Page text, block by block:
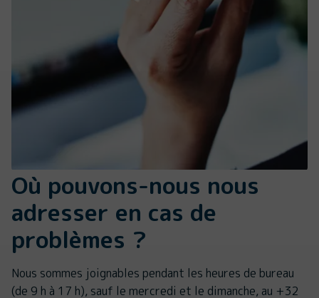
Où pouvons-nous nous
adresser en cas de
problèmes ?
Nous sommes joignables pendant les heures de bureau
(de 9 h à 17 h), sauf le mercredi et le dimanche, au +32